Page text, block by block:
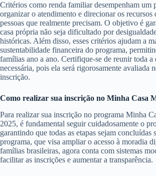
Critérios como renda familiar desempenham um
organizar o atendimento e direcionar os recursos
pessoas que realmente precisam. O objetivo é
casa própria não seja dificultado por
históricas. Além disso, esses critérios ajudam a
sustentabilidade financeira do programa,
famílias ano a ano. Certifique-se de reunir toda a
necessária, pois ela será rigorosamente avaliada
inscrição.
Como realizar sua inscrição no Minha Casa
Para realizar sua inscrição no programa Minha
2025, é fundamental seguir cuidadosamente o
garantindo que todas as etapas sejam concluídas
programa, que visa ampliar o acesso à moradia
famílias brasileiras, agora conta com sistemas
facilitar as inscrições e aumentar a transparência.